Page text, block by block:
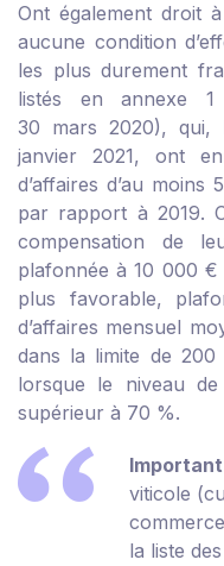
Ont également droit
aucune condition
les plus durement
listés enannexe
30 mars 2020), qui,
janvier 2021, ont
d’affaires d’au
par rapport à 2019.
compensation de
plafonnée à 10 000
plus favorable,
d’affaires mensuel
dans la limite de
lorsque le niveau
supérieur à 70 %.
viticole
la liste